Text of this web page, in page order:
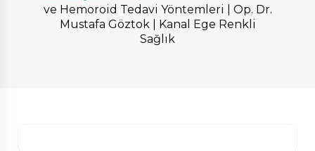
ve Hemoroid Tedavi Yöntemleri | Op. Dr.
Mustafa Göztok | Kanal Ege Renkli
Sağlık